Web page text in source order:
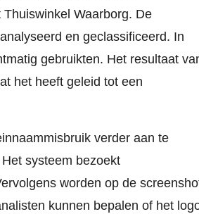
Waarborg. De
en geclassificeerd. In
gebruikten. Het resultaat
het heeft geleid tot een
verder aan te
systeem bezoekt
worden op de
kunnen bepalen of het